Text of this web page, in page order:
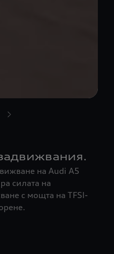
на Audi A5
силата на
с мощта на TFSI-